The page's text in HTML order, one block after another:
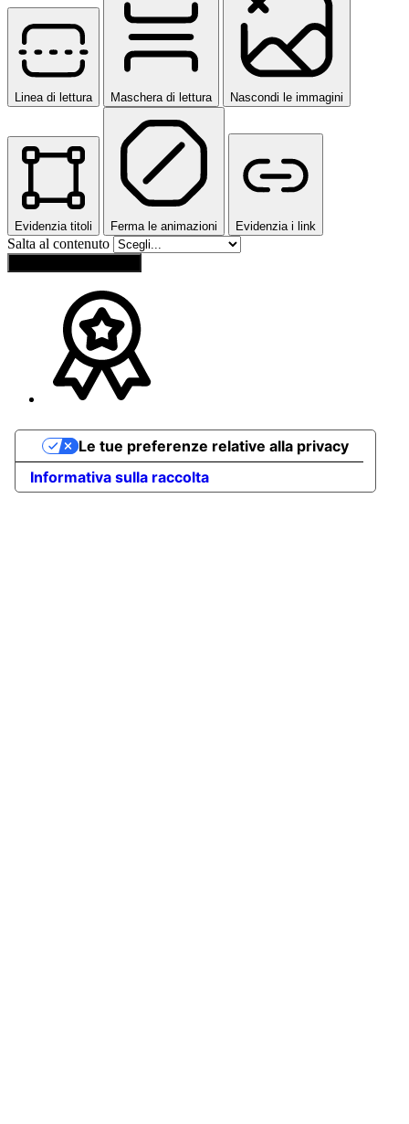
Linea di lettura Maschera di lettura Nascondi le immagini
Evidenzia titoli Ferma le animazioni Evidenzia i link
Salta al contenuto
Informativa sulla raccolta
Le tue preferenze relative alla privacy